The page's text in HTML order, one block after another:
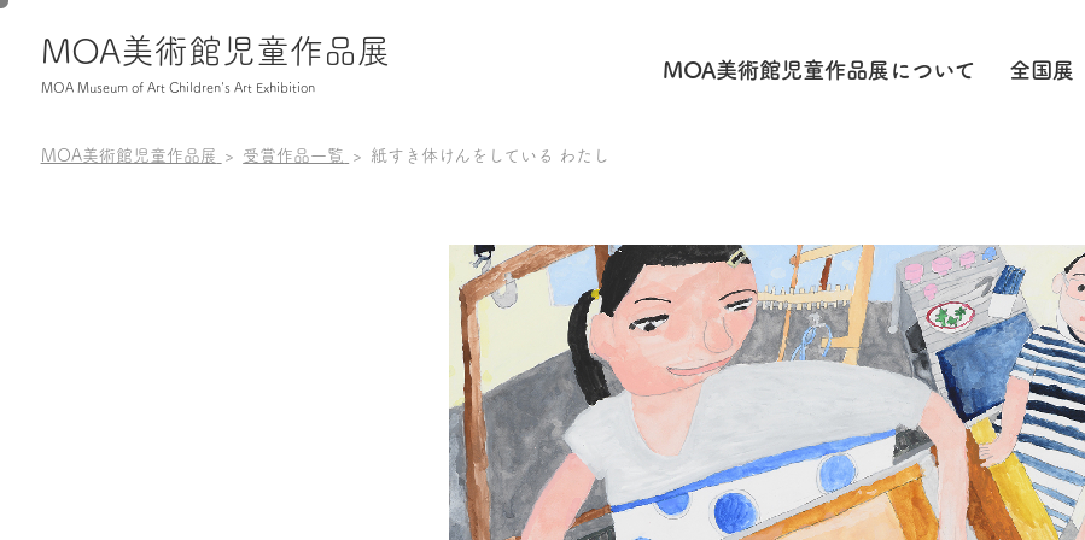
MOA美術館児童作品展
MOA Museum of Art Children's Art Exhibition
MOA美術館児童作品展に ついて 全国展
MOA美術館児童作品展 受賞作品一覧 紙すき体けんをしている わたし